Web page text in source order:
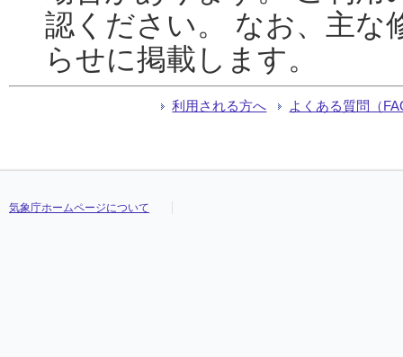
認ください。 なお、主な
らせに掲載します。
利用される方へ よくある質問（
気象庁ホームページについて